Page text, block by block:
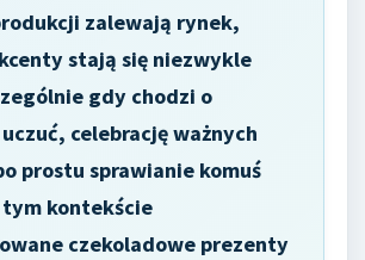
zalewają rynek,
stają się niezwykle
gdy chodzi o
celebrację ważnych
prostu sprawianie komuś
tym kontekście
czekoladowe prezenty